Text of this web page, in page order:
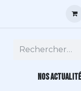
NOS